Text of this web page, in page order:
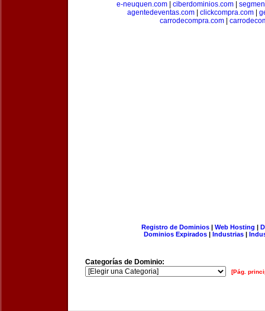
e-neuquen.com
ciberdominios.com
agentedeventas.com| clickcompra.com|
carrodecompra.com|
Registro de Dominios| Web Hosting |
Dominios Expirados | Industrias |
Categorías de Dominio:
[Pág.